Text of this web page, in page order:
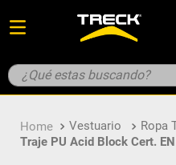
¿Qué estas buscando?
Vestuario Ropa
Traje PU Acid Block Cert.
1.